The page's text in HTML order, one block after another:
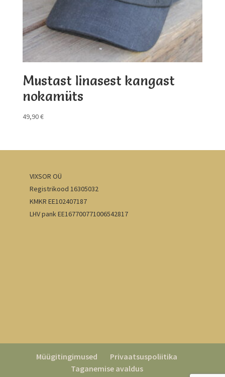
Mustast linasest kangast
nokamüts
49,90€
VIXSOR OÜ
Registrikood 16305032
KMKR EE102407187
LHV pank EE167700771006542817
Müügitingimused
Privaatsuspoliitika
Taganemise avaldus